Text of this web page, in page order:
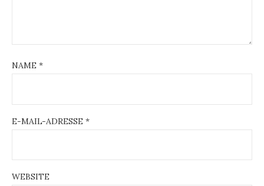
NAME *
E-MAIL-ADRESSE *
WEBSITE